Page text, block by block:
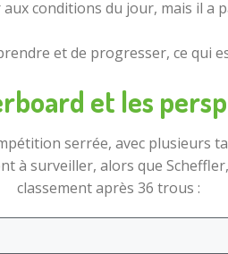
aux conditions du jour, mais il
et de progresser, ce qui
et les
serrée, avec plusieurs
à surveiller, alors que
classement après 36 trous :